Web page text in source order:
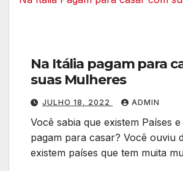
Na Itália pagam para
suas Mulheres
JULHO 18, 2022 ADMIN
Você sabia que existem Países
pagam para casar? Você ouviu
existem países que tem muita